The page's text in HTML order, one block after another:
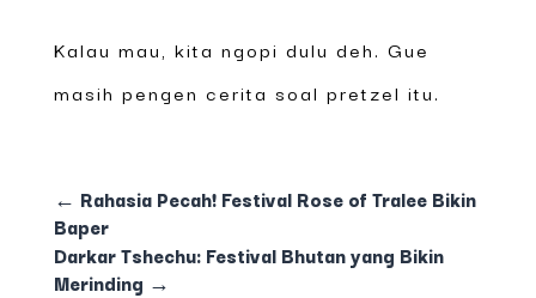
Kalau mau, kita ngopi dulu deh. Gue
masih pengen cerita soal pretzel itu.
← Rahasia Pecah! Festival Rose of Tralee Bikin
Baper
Darkar Tshechu: Festival Bhutan yang Bikin
Merinding →